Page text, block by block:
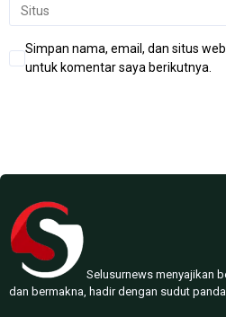
Simpan nama, email, dan situs
untuk komentar saya berikutnya.
Selusurnews menyajikan
dan bermakna, hadir dengan sudut